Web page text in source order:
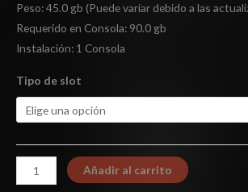
Peso: 45.0 gb (Puede variar debido a las
Requerido en Consola: 90.0 gb
Instalación: 1 Consola
Tipo de slot
Añadir al carrito